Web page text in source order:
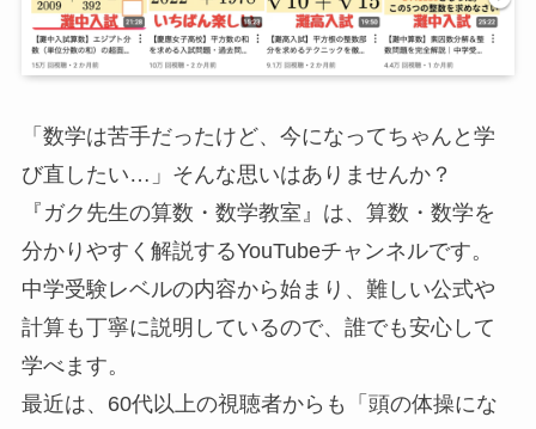
「数学は苦手だったけど、今になってちゃんと学
び直したい…」そんな思いはありませんか？
『ガク先生の算数・数学教室』は、算数・数学を
分かりやすく解説するYouTubeチャンネルです。
中学受験レベルの内容から始まり、難しい公式や
計算も丁寧に説明しているので、誰でも安心して
学べます。
最近は、60代以上の視聴者からも「頭の体操にな